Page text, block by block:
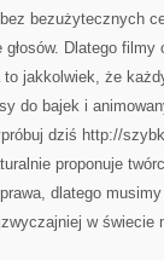
bezużytecznych
Dlatego
jakkolwiek, że
do bajek i
dziś http://
proponuje
dlatego
w świecie